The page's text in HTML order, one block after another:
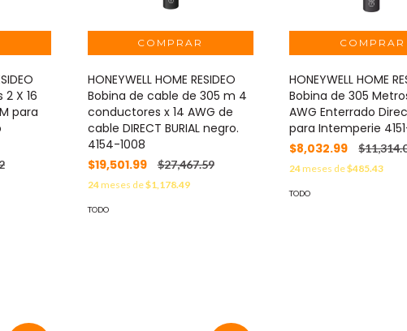
X 16
para
HONEYWELL HOME RESIDEO
Bobina de cable de 305 m 4
conductores x 14 AWG de
cable DIRECT BURIAL negro.
4154-1008
$19,501.99
$27,467.59
24meses de$1,178.49
TODO
HONEYWELL HOME
Bobina de 305
AWG Enterrado
para Intemperie
$8,032.99
24meses de$485.43
TODO